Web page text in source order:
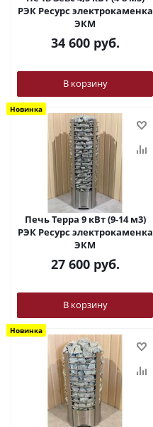
РЭК Ресурс электрокаменка
ЭКМ
34 600руб.
В корзину
Новинка
Печь Терра 9 кВт (9-14 м3)
РЭК Ресурс электрокаменка
ЭКМ
27 600руб.
В корзину
Новинка